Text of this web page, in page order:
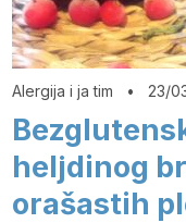
Alergija i ja tim • 23/
heljdinog
orašastih